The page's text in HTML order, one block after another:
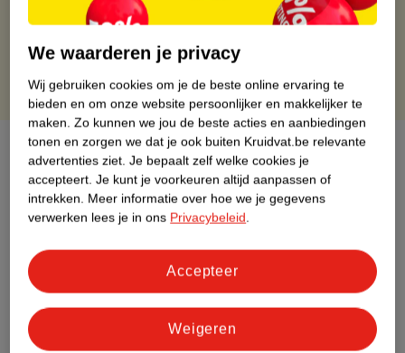
Gratis retourneren binnen 30 dagen
Gratis punten met je Kruidvat kaart
Over dit product
Productinformatie
Nature Impact Score
Dit product heeft (nog) geen Nature
We waarderen je privacy
Wij gebruiken cookies om je de beste online ervaring te
bieden en om onze website persoonlijker en makkelijker te
maken. Zo kunnen we jou de beste acties en aanbiedingen
tonen en zorgen we dat je ook buiten Kruidvat.be relevante
advertenties ziet. Je bepaalt zelf welke cookies je
accepteert. Je kunt je voorkeuren altijd aanpassen of
intrekken. Meer informatie over hoe we je gegevens
verwerken lees je in ons Privacybeleid.
Weigeren
Accepteer